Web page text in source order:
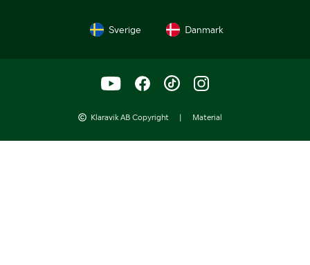
Sverige Danmark
Klaravik AB Copyright | Material